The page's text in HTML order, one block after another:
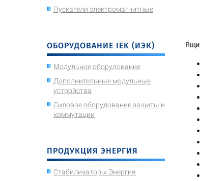
Пускатели электромагнитные
ОБОРУДОВАНИЕ IEK (ИЭК)
Модульное оборудование
Дополнительные модульные
устройства
Силовое оборудование защиты и
коммутации
ПРОДУКЦИЯ ЭНЕРГИЯ
Стабилизаторы Энергия